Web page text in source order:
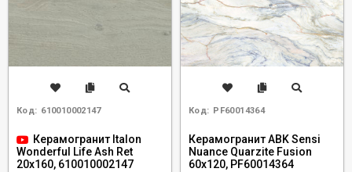
Код: 610010002147
Керамогранит Italon
Wonderful Life Ash Ret
20x160, 610010002147
Код: PF60014364
Керамогранит ABK Sensi
Nuance Quarzite Fusion
60x120, PF60014364